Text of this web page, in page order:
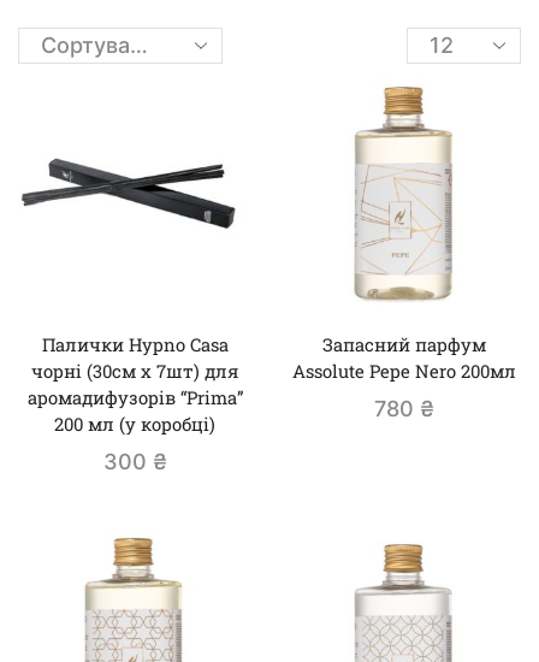
Палички Hypno Casa
чорні (30см х 7шт) для
аромадифузорів “Prima”
200 мл (у коробці)
300 ₴
Запасний парфум
Assolute Pepe Nero 200мл
780 ₴